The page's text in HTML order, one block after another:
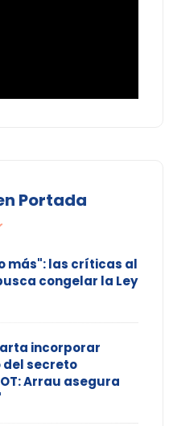
Portada
más": las críticas al
congelar la Ley
incorporar
secreto
Arrau asegura